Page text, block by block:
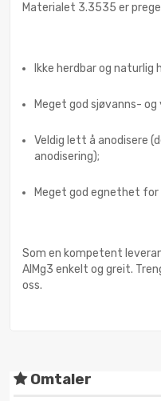
Materialet 3.3535 er
Ikke herdbar og naturlig
Meget god sjøvanns-
Veldig lett å anodisere
anodisering);
Meget god egnethet for
Som en kompetent
AlMg3 enkelt og greit.
oss.
Omtaler